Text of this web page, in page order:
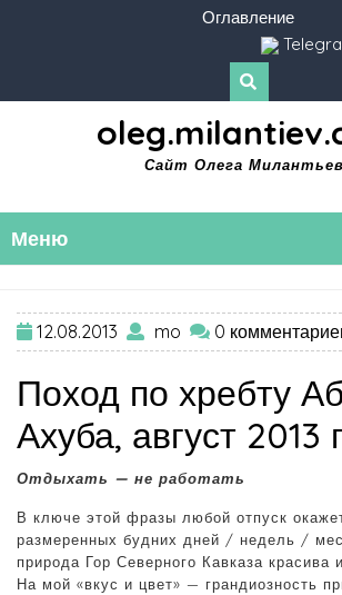
Оглавление
Сайт Олега
Меню
12.08.2013 mo 0
Поход по хребту
Ахуба, август 2013
Отдыхать — не работать
В ключе этой фразы любой отпуск
размеренных будних дней / недель /
природа Гор Северного Кавказа красива
На мой «вкус и цвет» — грандиозность